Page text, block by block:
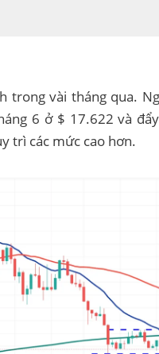
trong vài tháng qua.
6 ở $ 17.622 và
trì các mức cao hơn.